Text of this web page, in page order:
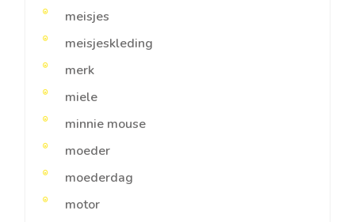
meisjes
meisjeskleding
merk
miele
minnie mouse
moeder
moederdag
motor